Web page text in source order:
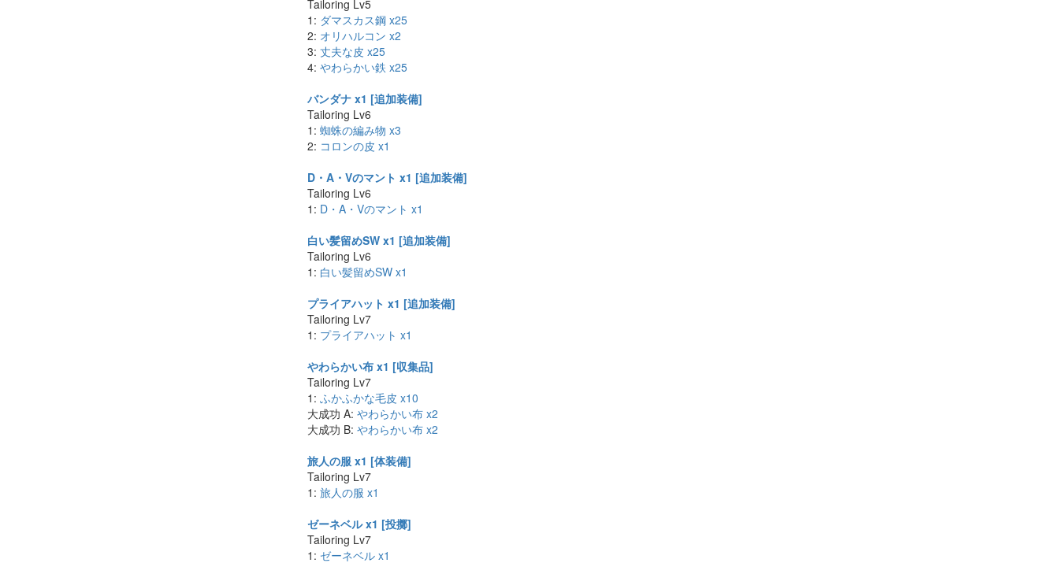
Tailoring Lv5
1: ダマスカス鋼 x25
2: オリハルコン x2
3: 丈夫な皮 x25
4: やわらかい鉄 x25
バンダナ x1 [追加装備]
Tailoring Lv6
1: 蜘蛛の編み物 x3
2: コロンの皮 x1
D・A・Vのマント x1 [追加装備]
Tailoring Lv6
1: D・A・Vのマント x1
白い髪留めSW x1 [追加装備]
Tailoring Lv6
1: 白い髪留めSW x1
プライアハット x1 [追加装備]
Tailoring Lv7
1: プライアハット x1
やわらかい布 x1 [収集品]
Tailoring Lv7
1: ふかふかな毛皮 x10
大成功 A: やわらかい布 x2
大成功 B: やわらかい布 x2
旅人の服 x1 [体装備]
Tailoring Lv7
1: 旅人の服 x1
ゼーネベル x1 [投擲]
Tailoring Lv7
1: ゼーネベル x1